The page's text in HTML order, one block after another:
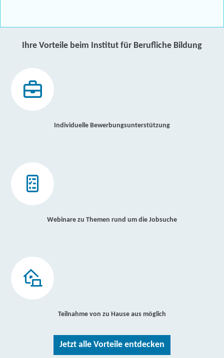
Ihre Vorteile beim Institut für Berufliche Bildung
Individuelle Bewerbungsunterstützung
Webinare zu Themen rund um die Jobsuche
Teilnahme von zu Hause aus möglich
Jetzt alle Vorteile entdecken